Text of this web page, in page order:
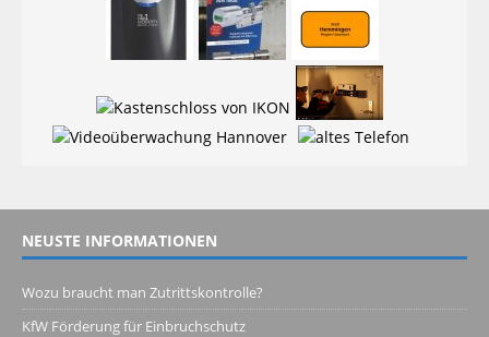
NEUSTE INFORMATIONEN
Wozu braucht man Zutrittskontrolle?
KfW Förderung für Einbruchschutz